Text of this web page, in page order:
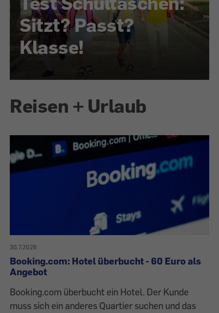
Sitzt? Passt?
Klasse!
Reisen + Urlaub
30.7.2026
Booking.com: Hotel überbucht - 60 Euro als
Angebot
Booking.com überbucht ein Hotel. Der Kunde
muss sich ein anderes Quartier suchen und das